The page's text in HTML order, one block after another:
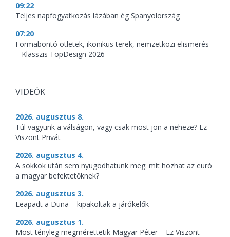
09:22
Teljes napfogyatkozás lázában ég Spanyolország
07:20
Formabontó ötletek, ikonikus terek, nemzetközi elismerés
– Klasszis TopDesign 2026
VIDEÓK
2026. augusztus 8.
Túl vagyunk a válságon, vagy csak most jön a neheze? Ez
Viszont Privát
2026. augusztus 4.
A sokkok után sem nyugodhatunk meg: mit hozhat az euró
a magyar befektetőknek?
2026. augusztus 3.
Leapadt a Duna – kipakoltak a járókelők
2026. augusztus 1.
Most tényleg megmérettetik Magyar Péter – Ez Viszont